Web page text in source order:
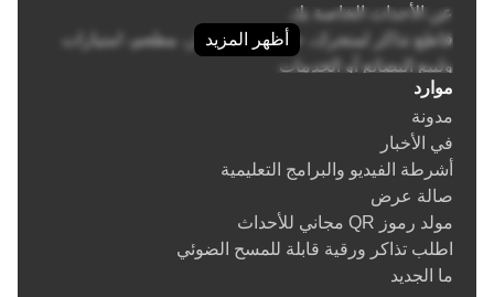
إلغاء الحدث
تسليم التذاكر وخيارات التسليم
مراقبة البوابة والتحقق من صحة التذكرة الإلكترونية
تشغيل تطبيق التحكم في البوابة ونقاط البيع في وضع
الكشك
التقارير
أعلن عن أحداثك / عرض الإعلانات واكسب المال
القسائم (رموز الترويج)
اقتراح (الترويج) للأحداث ذات الصلة، أو المميزة، أو
البضائع، أو خيارات التبرع فيما قبل الدفع، على صفحة ما
قبل الدفع
عن الأحداث الخاصة بك
قاطع تذاكر لمتجرك، جيفت شوب، بار، مطعم، امتيازات
ولبيع البضائع أو الخدمات
كل شيء عن رد المبالغ المدفوعة والاحتيال في تذاكر
الأحداث
منصة تيكتور للوايت ليبل
تسليم التذاكر والخيارات و الاعتبارات
دفع الرسوم السلبية (كسب المال) من بيع التذاكر
أظهر المزيد
موارد
مدونة
في الأخبار
أشرطة الفيديو والبرامج التعليمية
صالة عرض
مولد رموز QR مجاني للأحداث
اطلب تذاكر ورقية قابلة للمسح الضوئي
ما الجديد